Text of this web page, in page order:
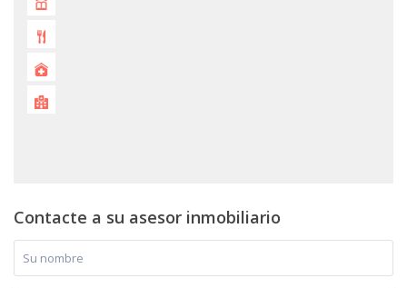
Contacte a su asesor inmobiliario